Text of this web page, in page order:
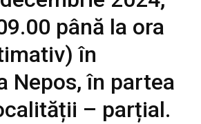
până la ora
în
Nepos, în partea
– parțial.